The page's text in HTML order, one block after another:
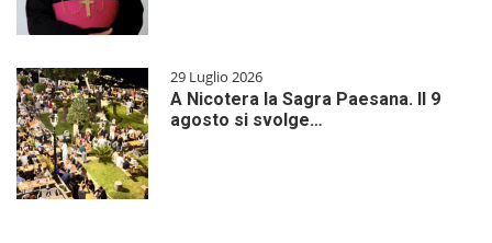
29 Luglio 2026
A Nicotera la Sagra Paesana. Il 9
agosto si svolge…